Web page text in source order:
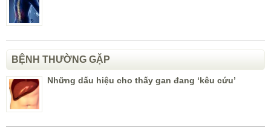
BỆNH THƯỜNG GẶP
Những dấu hiệu cho thấy gan đang ‘kêu cứu’